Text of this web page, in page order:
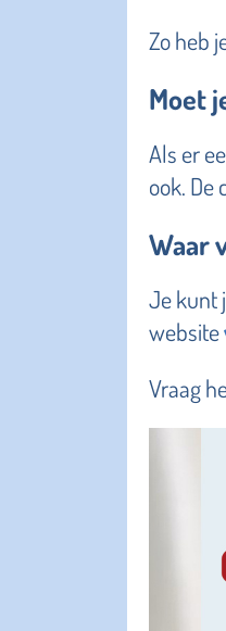
Zo heb
Moet
Als er
ook. De
Waar
Je kunt
website
Vraag